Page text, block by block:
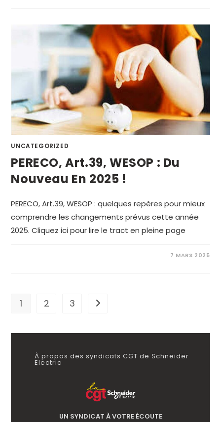
UNCATEGORIZED
PERECO, Art.39, WESOP : Du
Nouveau En 2025 !
PERECO, Art.39, WESOP : quelques repères pour mieux
comprendre les changements prévus cette année
2025. Cliquez ici pour lire le tract en pleine page
7 MARS 2025
1 2 3 Aller à la page suivante
À propos des syndicats CGT de Schneider
Electric
UN SYNDICAT À VOTRE ÉCOUTE